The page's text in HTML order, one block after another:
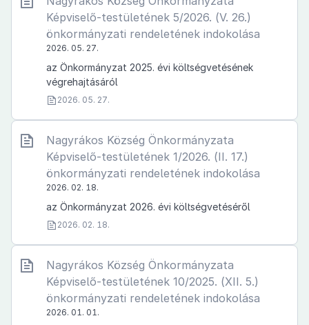
Képviselő-testületének 5/2026. (V. 26.)
önkormányzati rendeletének indokolása
2026. 05. 27.
az Önkormányzat 2025. évi költségvetésének
végrehajtásáról
2026. 05. 27.
Nagyrákos Község Önkormányzata
Képviselő-testületének 1/2026. (II. 17.)
önkormányzati rendeletének indokolása
2026. 02. 18.
az Önkormányzat 2026. évi költségvetéséről
2026. 02. 18.
Nagyrákos Község Önkormányzata
Képviselő-testületének 10/2025. (XII. 5.)
önkormányzati rendeletének indokolása
2026. 01. 01.